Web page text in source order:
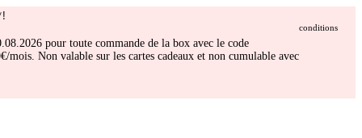
conditions
pour toute commande de la box avec le code
Non valable sur les cartes cadeaux et non cumulable avec